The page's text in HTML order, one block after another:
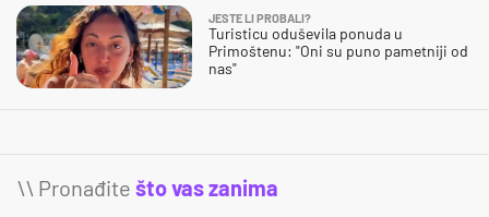
JESTE LI PROBALI?
Turisticu oduševila ponuda u
Primoštenu: "Oni su puno pametniji od
nas"
\\ Pronađite što vas zanima